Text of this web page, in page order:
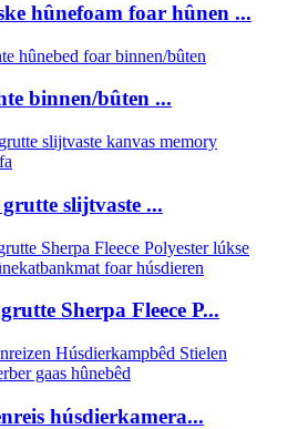
hûnefoam foar hûnen ...
binnen/bûten ...
slijtvaste ...
Sherpa Fleece P...
húsdierkamera...